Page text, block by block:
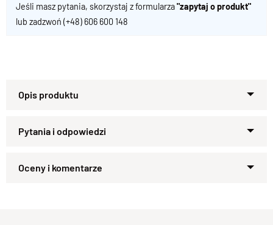
Jeśli masz pytania, skorzystaj z formularza"zapytaj o produkt"
lub zadzwoń (+48) 606 600 148
Drewno 100% Palisander Indyjski
Zapytaj o produkt